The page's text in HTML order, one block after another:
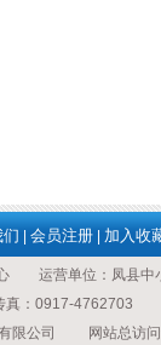
会员注册| 加入收
运营单位：凤县中
：0917-4762703
限公司 网站总访问